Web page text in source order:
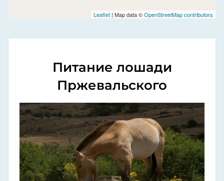
Leaflet | Map data ©OpenStreetMap contributors
Питание лошади
Пржевальского